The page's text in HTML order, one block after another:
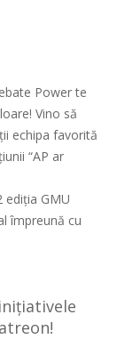
Power te
Vino să
echipa favorită
“AP ar
ediția GMU
împreună cu